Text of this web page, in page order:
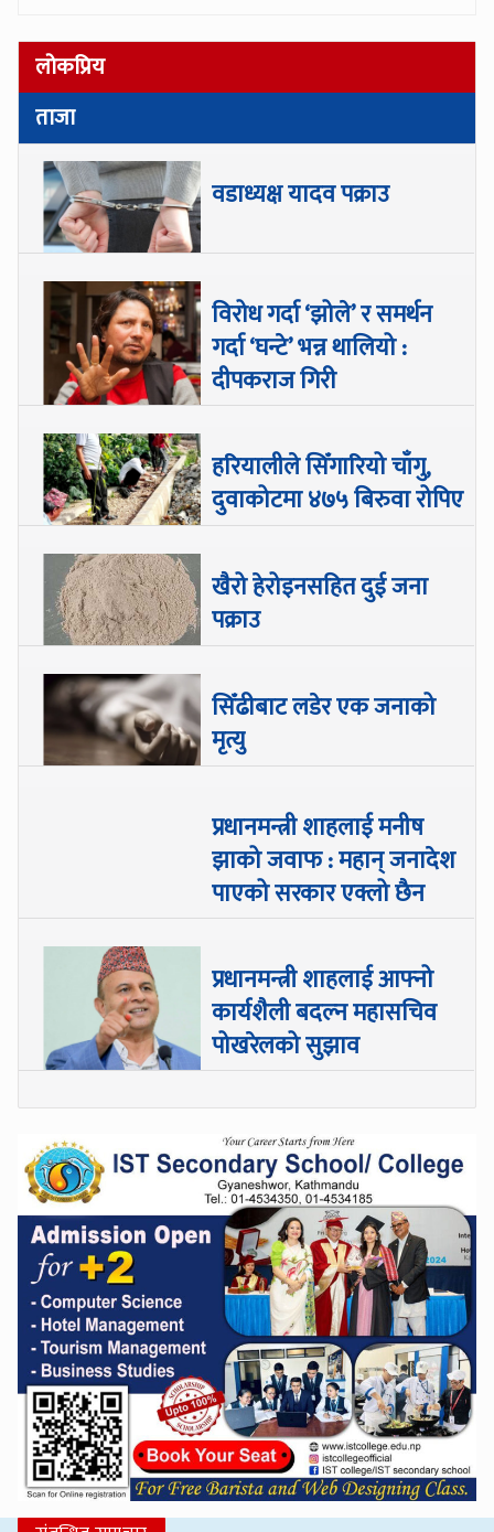
लोकप्रिय
ताजा
वडाध्यक्ष यादव पक्राउ
विरोध गर्दा ‘झोले’ र समर्थन
गर्दा ‘घन्टे’ भन्न थालियो :
दीपकराज गिरी
हरियालीले सिँगारियो चाँगु,
दुवाकोटमा ४७५ बिरुवा रोपिए
खैरो हेरोइनसहित दुई जना
पक्राउ
सिँढीबाट लडेर एक जनाको
मृत्यु
प्रधानमन्त्री शाहलाई मनीष
झाको जवाफ : महान् जनादेश
पाएको सरकार एक्लो छैन
प्रधानमन्त्री शाहलाई आफ्नो
कार्यशैली बदल्न महासचिव
पोखरेलको सुझाव